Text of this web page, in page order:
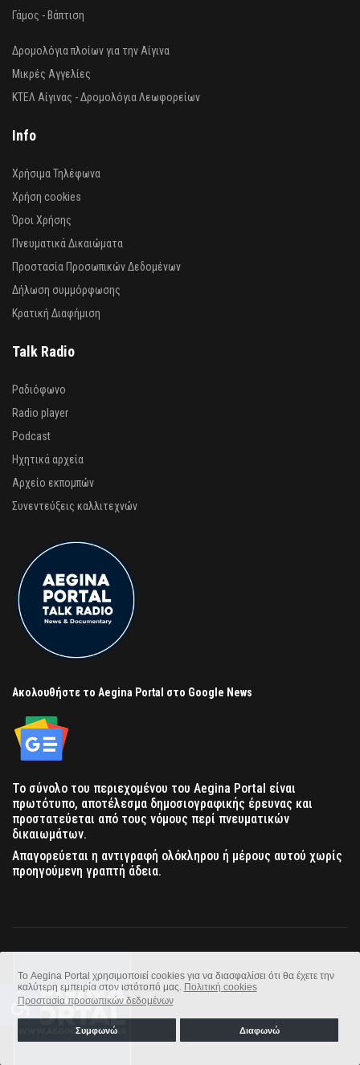
Το Aegina Portal χρησιμοποιεί cookies για να διασφαλίσει ότι θα έχετε την
καλύτερη εμπειρία στον ιστότοπό μας. Πολιτική cookies
Προστασία προσωπικών δεδομένων
Συμφωνώ Διαφωνώ
Γάμος - Βάπτιση
Δρομολόγια πλοίων για την Αίγινα
Μικρές Αγγελίες
ΚΤΕΛ Αίγινας - Δρομολόγια Λεωφορείων
Info
Χρήσιμα Τηλέφωνα
Χρήση cookies
Όροι Χρήσης
Πνευματικά Δικαιώματα
Προστασία Προσωπικών Δεδομένων
Δήλωση συμμόρφωσης
Κρατική Διαφήμιση
Talk Radio
Ραδιόφωνο
Radio player
Podcast
Ηχητικά αρχεία
Αρχείο εκπομπών
Συνεντεύξεις καλλιτεχνών
Ακολουθήστε το Aegina Portal στο Google News
Το σύνολο του περιεχομένου του Aegina Portal είναι
πρωτότυπο, αποτέλεσμα δημοσιογραφικής έρευνας και
προστατεύεται από τους νόμους περί πνευματικών
δικαιωμάτων.
Απαγορεύεται η αντιγραφή ολόκληρου ή μέρους αυτού χωρίς
προηγούμενη γραπτή άδεια.
accessible